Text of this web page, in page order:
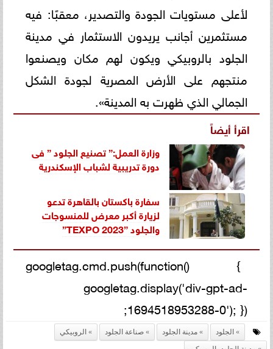
لأعلى مستويات الجودة والتصدير، معقبًا: فيه
مستثمرين أجانب يريدون الاستثمار في مدينة
الجلود بالروبيكي ويكون لهم مكان ويصنعوا
منتجهم على الأرض المصرية لجودة الشكل
الجمالي الذي ظهرت به المدينة».
اقرأ أيضاً
وزارة العمل:” تصنيع الجلود ” فى
دورة تدريبية لشباب الإسكندرية
سفارة باكستان بالقاهرة تدعو
لزيارة أكبر معرض للمنسوجات
والجلود ”TEXPO 2023”
googletag.cmd.push(function() {
googletag.display('div-gpt-ad-
1694518953288-0'); });
الجلود مدينة الجلود صناعة الجلود
الروبيكي